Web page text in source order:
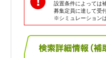
設置条件によっては
募集定員に達して受
※シミュレーション